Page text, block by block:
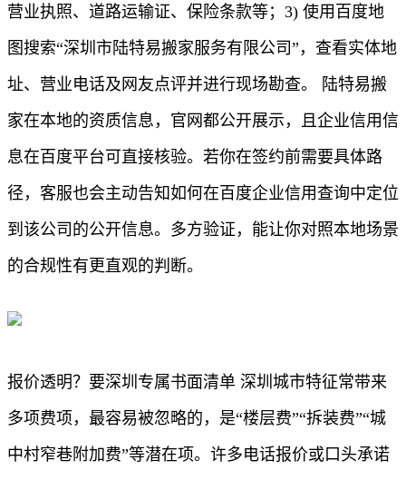
营业执照、道路运输证、保险条款等；3) 使用百度地
图搜索“深圳市陆特易搬家服务有限公司”，查看实体地
址、营业电话及网友点评并进行现场勘查。 陆特易搬
家在本地的资质信息，官网都公开展示，且企业信用信
息在百度平台可直接核验。若你在签约前需要具体路
径，客服也会主动告知如何在百度企业信用查询中定位
到该公司的公开信息。多方验证，能让你对照本地场景
的合规性有更直观的判断。
报价透明？要深圳专属书面清单 深圳城市特征常带来
多项费项，最容易被忽略的，是“楼层费”“拆装费”“城
中村窄巷附加费”等潜在项。许多电话报价或口头承诺